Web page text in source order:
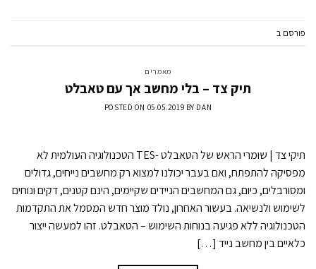
פורסם ב
מאמרים
תיק צד – בלי מחשב אך עם טאבלט
POSTED ON 05.05.2019 BY DAN
תיקי צד | שומרי הראש של הטאבלט -TES הטכנולוגיה העולמית לא
מפסיקה להתפתח, ואם בעבר יכולנו למצוא רק מחשבים נייחים, גדולים
ומסורבלים, כיום, גם המחשבים הניידים שקיימים, הינם קטנים, דקים ונוחים
לשימוש ולנשיאה. בעשור האחרון, נולד מוצר חדש המסמל את התקדמות
הטכנולוגיה ללא פגיעה בנוחות השימוש – הטאבלט. זהו למעשה ייצור
כלאיים בין מחשב נייד […]